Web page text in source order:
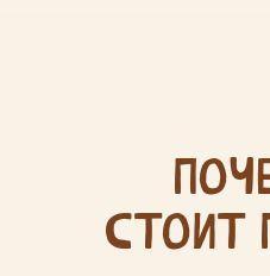
впечатления от
работы с глиной